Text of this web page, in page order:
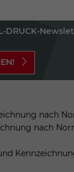
DRUCK-
nach
nach